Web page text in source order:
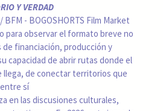
Y VERDAD
- BOGOSHORTS Film Market
para observar el formato breve no
financiación, producción y
capacidad de abrir rutas donde el
llega, de conectar territorios que
sí
en las discusiones culturales,